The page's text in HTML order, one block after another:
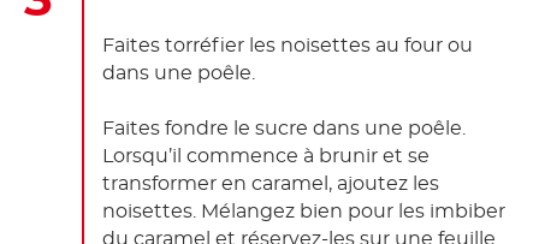
Faites torréfier les noisettes au four ou
dans une poêle.
Faites fondre le sucre dans une poêle.
Lorsqu’il commence à brunir et se
transformer en caramel, ajoutez les
noisettes. Mélangez bien pour les imbiber
du caramel et réservez-les sur une feuille